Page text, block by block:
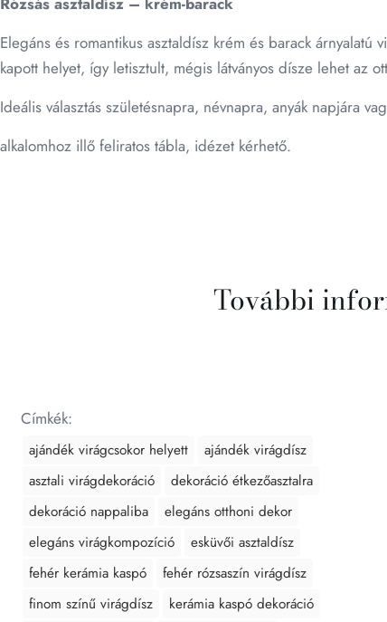
Elegáns és romantikus asztaldísz krém és barack
kapott helyet, így letisztult, mégis látványos dísze lehet az
Ideális választás születésnapra, névnapra, anyák napjára
alkalomhoz illő feliratos tábla, idézet kérhető.
További
Címkék:
ajándék virágcsokor helyett
ajándék virágdísz
asztali virágdekoráció
dekoráció étkezőasztalra
dekoráció nappaliba
elegáns otthoni dekor
elegáns virágkompozíció
esküvői asztaldísz
fehér kerámia kaspó
fehér rózsaszín virágdísz
finom színű virágdísz
kerámia kaspó dekoráció